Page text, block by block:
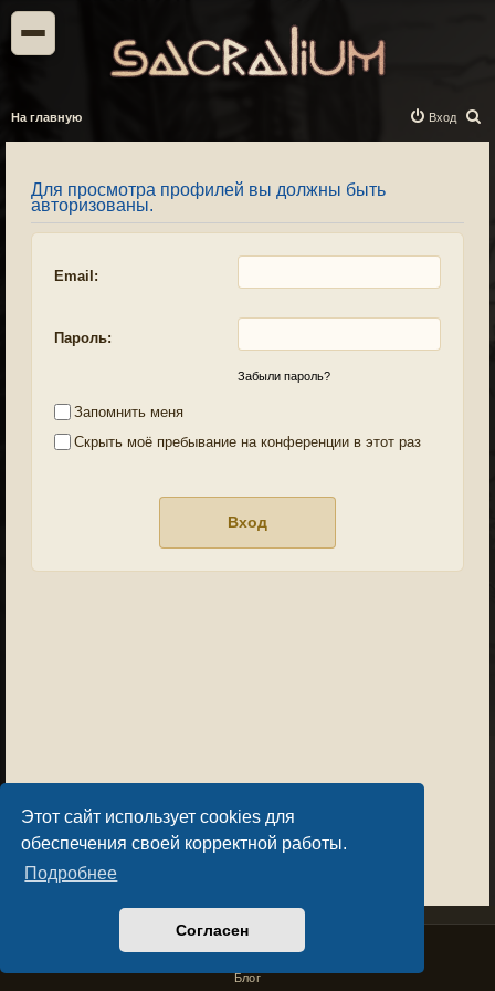
Этот сайт использует cookies для
обеспечения своей корректной работы.
Подробнее
Согласен
На главную
о
Вход
Для просмотра профилей вы должны быть
авторизованы.
Email:
Пароль:
Забыли пароль?
Запомнить меня
Скрыть моё пребывание на конференции в этот раз
Privacy PolicyLicense Agreement
Copyright © Sacralium Games 2023-
Блог